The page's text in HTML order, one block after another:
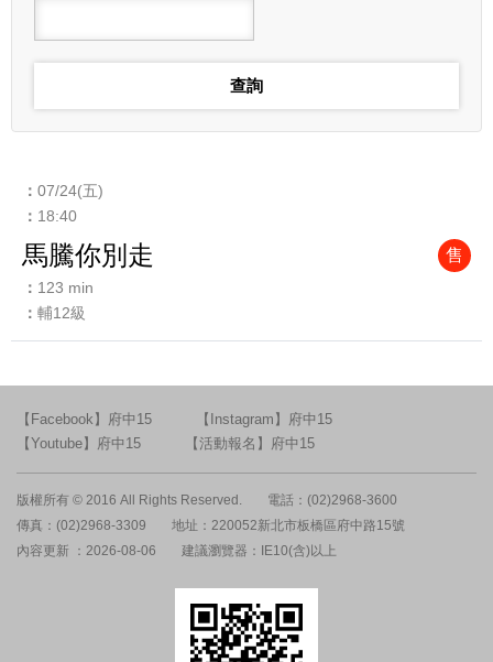
07/24(五)
18:40
馬騰你別走 售
123 min
輔12級
【Facebook】府中15
【Instagram】府中15
【Youtube】府中15
【活動報名】府中15
版權所有 © 2016 All Rights Reserved.
電話：(02)2968-3600
傳真：(02)2968-3309
地址：220052新北市板橋區府中路15號
內容更新 ：2026-08-06
建議瀏覽器：IE10(含)以上